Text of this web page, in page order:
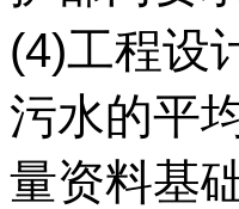
(4)工程设
污水的平
量资料基